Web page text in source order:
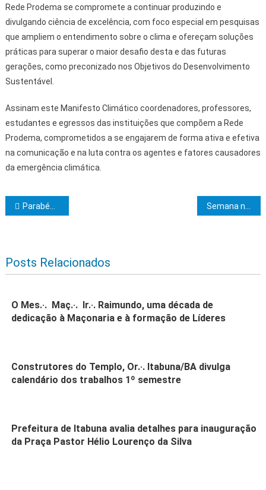
Rede Prodema se compromete a continuar produzindo e
divulgando ciência de excelência, com foco especial em pesquisas
que ampliem o entendimento sobre o clima e ofereçam soluções
práticas para superar o maior desafio desta e das futuras
gerações, como preconizado nos Objetivos do Desenvolvimento
Sustentável.
Assinam este Manifesto Climático coordenadores, professores,
estudantes e egressos das instituições que compõem a Rede
Prodema, comprometidos a se engajarem de forma ativa e efetiva
na comunicação e na luta contra os agentes e fatores causadores
da emergência climática.
Navegação de Post
Parabéns Mahachoan 55 anos de história
Posts Relacionados
O Mes.·. Maç.·. Ir.·. Raimundo, uma década de
dedicação à Maçonaria e à formação de Líderes
Construtores do Templo, Or.·. Itabuna/BA divulga
calendário dos trabalhos 1º semestre
Prefeitura de Itabuna avalia detalhes para inauguração
da Praça Pastor Hélio Lourenço da Silva